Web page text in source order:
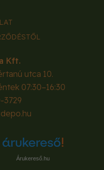
Kft.
utca 10.
07:30–16:30
3729
Árukereső.hu